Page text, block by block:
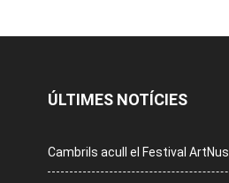
ÚLTIMES NOTÍCIES
Cambrils acull el Festival ArtNus